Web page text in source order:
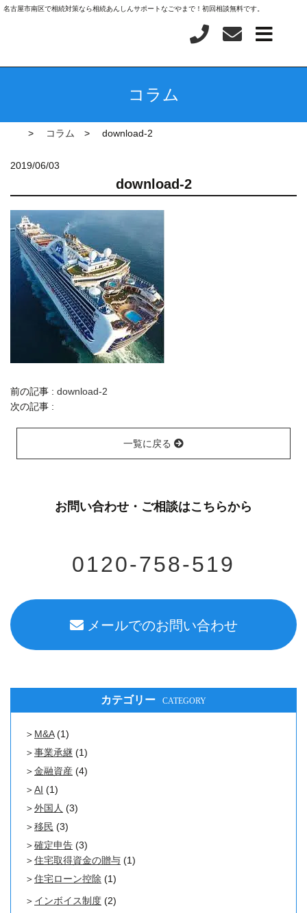
名古屋市南区で相続対策なら相続あんしんサポートなごやまで！初回相談無料です。
コラム
コラム download-2
2019/06/03
download-2
前の記事 : download-2
次の記事 :
一覧に戻る
お問い合わせ・ご相談はこちらから
0120-758-519
メールでのお問い合わせ
カテゴリー CATEGORY
M&A(1)
事業承継 (1)
金融資産 (4)
AI (1)
外国人 (3)
移民 (3)
確定申告 (3)
住宅取得資金の贈与 (1)
住宅ローン控除 (1)
インボイス制度 (2)